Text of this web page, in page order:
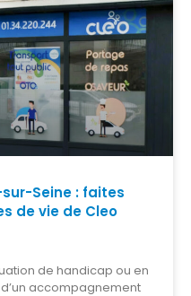
Seine : faites
de vie de Cleo
de handicap ou en
accompagnement